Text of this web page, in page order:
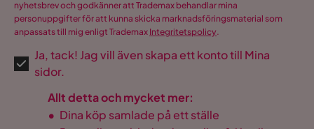
nyhetsbrev och godkänner att Trademax behandlar mina
personuppgifter för att kunna skicka marknadsföringsmaterial som
anpassats till mig enligt Trademax Integritetspolicy.
Ja, tack! Jag vill även skapa ett konto till Mina
sidor.
Allt detta och mycket mer:
• Dina köp samlade på ett ställe